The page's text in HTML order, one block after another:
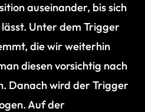
auseinander, bis sich
Unter dem Trigger
die wir weiterhin
diesen vorsichtig nach
Danach wird der Trigger
Auf der